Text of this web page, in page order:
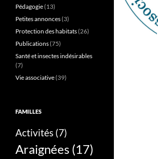
Pédagogie(13)
Petites annonces(3)
Protection des habitats(26)
Publications(75)
Santé et insectes indésirables
(7)
Vie associative(39)
FAMILLES
Activités (7)
Araignées (17)